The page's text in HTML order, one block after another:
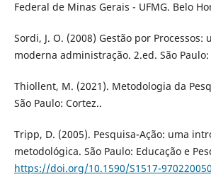
Federal de Minas Gerais - UFMG. Belo
Sordi, J. O. (2008) Gestão por
moderna administração. 2.ed. São Paulo:
Thiollent, M. (2021). Metodologia da
São Paulo: Cortez..
Tripp, D. (2005). Pesquisa-Ação: uma
metodológica. São Paulo: Educação e
https://doi.org/10.1590/S1517-